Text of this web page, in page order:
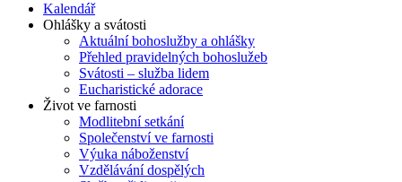
Kalendář
Ohlášky a svátosti
Aktuální bohoslužby a ohlášky
Přehled pravidelných bohoslužeb
Svátosti – služba lidem
Eucharistické adorace
Život ve farnosti
Modlitební setkání
Společenství ve farnosti
Výuka náboženství
Vzdělávání dospělých